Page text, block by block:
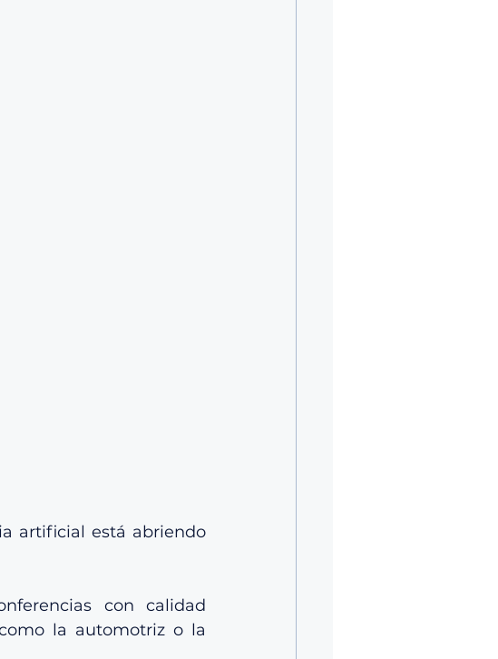
artificial está abriendo
con calidad
la automotriz o la